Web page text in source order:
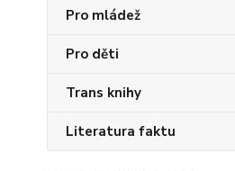
Pro mládež
Pro děti
Trans knihy
Literatura faktu